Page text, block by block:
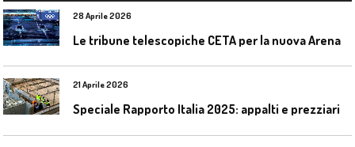
28 Aprile 2026
21 Aprile 2026
Speciale Rapporto Italia 2025: appalti e prezziari